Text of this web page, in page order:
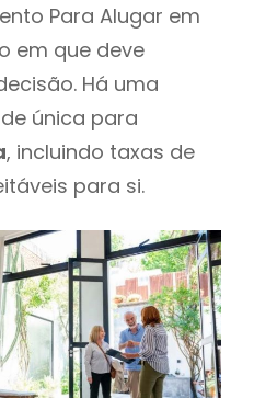
Para Alugar em
em que deve
Há uma
única para
, incluindo taxas de
para si.